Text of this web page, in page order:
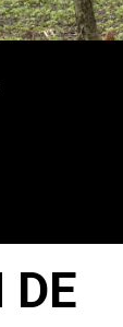
DE